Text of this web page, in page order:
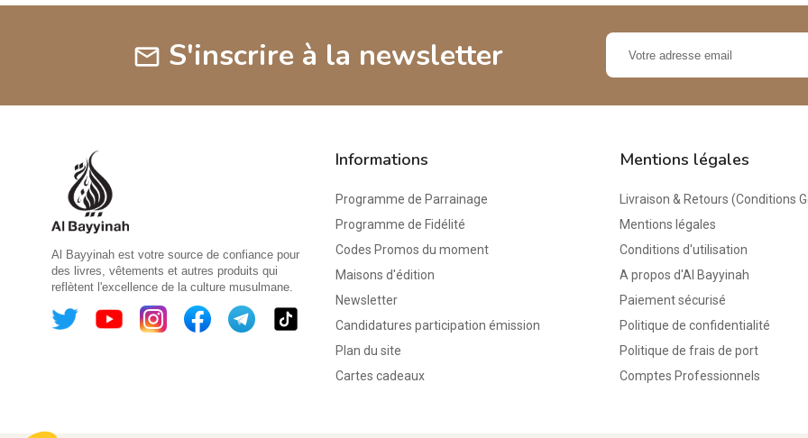
mail S'inscrire à la newsletter
Al Bayyinah est votre source de confiance pour
des livres, vêtements et autres produits qui
reflètent l'excellence de la culture musulmane.
Informations
Programme de Parrainage
Programme de Fidélité
Codes Promos du moment
Maisons d'édition
Newsletter
Candidatures participation émission
Plan du site
Cartes cadeaux
Mentions légales
Livraison & Retours (Conditions
Mentions légales
Conditions d'utilisation
A propos d'Al Bayyinah
Paiement sécurisé
Politique de confidentialité
Politique de frais de port
Comptes Professionnels